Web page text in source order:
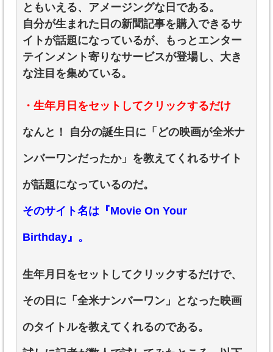
ともいえる、アメージングな日である。
自分が生まれた日の新聞記事を購入できるサ
イトが話題になっているが、もっとエンター
テインメント寄りなサービスが登場し、大き
な注目を集めている。
・生年月日をセットしてクリックするだけ
なんと！ 自分の誕生日に「どの映画が全米ナ
ンバーワンだったか」を教えてくれるサイト
が話題になっているのだ。
そのサイト名は『Movie On Your
Birthday』。
生年月日をセットしてクリックするだけで、
その日に「全米ナンバーワン」となった映画
のタイトルを教えてくれるのである。